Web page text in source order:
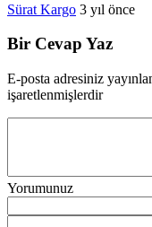
Sürat Kargo 3 yıl önce
Bir Cevap Yaz
E-posta adresiniz
işaretlenmişlerdir
Yorumunuz